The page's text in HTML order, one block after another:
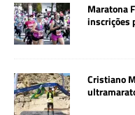
Maratona
inscrições
Cristiano